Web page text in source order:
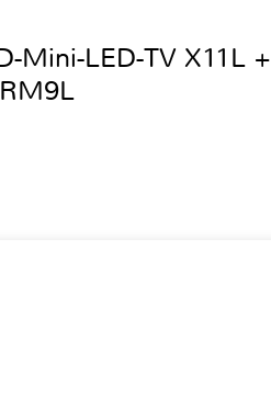
Mini-LED-TV X11L +